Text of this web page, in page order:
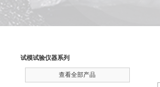
试模试验仪器系列
查看全部产品